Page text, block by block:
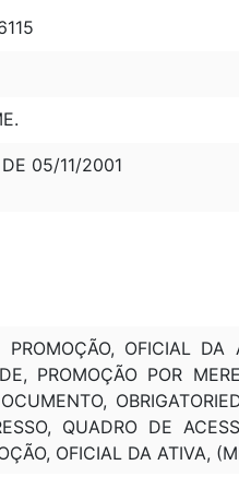
05/11/2001
PROMOÇÃO, OFICIAL
PROMOÇÃO POR
QUADRO DE
OFICIAL DA ATIVA,